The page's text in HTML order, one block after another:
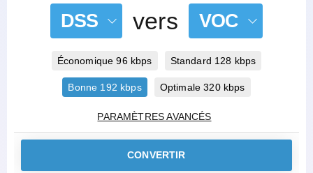
DSS vers VOC
Économique 96 kbps Standard 128 kbps
Bonne 192 kbps Optimale 320 kbps
PARAMÈTRES AVANCÉS
CONVERTIR